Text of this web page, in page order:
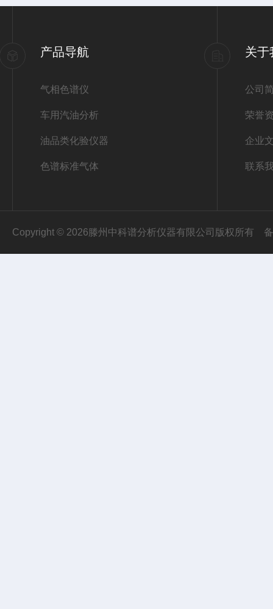
产品导航
气相色谱仪
车用汽油分析
油品类化验仪器
色谱标准气体
关于
公司
荣誉
企业
联系
Copyright © 2026滕州中科谱分析仪器有限公司版权所有